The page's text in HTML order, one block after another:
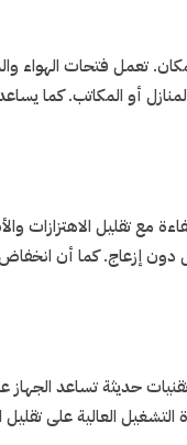
تعمل فتحات الهواء
أو المكاتب. كما
تقليل الاهتزازات
دون إزعاج. كما أن
حديثة تساعد
العالية على